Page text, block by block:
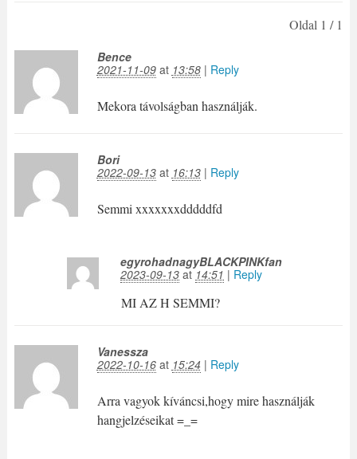
Oldal 1 / 1
Bence
2021-11-09at 13:58| Reply
Mekora távolságban használják.
Bori
2022-09-13at 16:13| Reply
Semmi xxxxxxxdddddfd
egyrohadnagyBLACKPINKfan
2023-09-13 at 14:51 | Reply
MI AZ H SEMMI?
Vanessza
2022-10-16at 15:24| Reply
Arra vagyok kíváncsi,hogy mire használják
hangjelzéseikat =_=